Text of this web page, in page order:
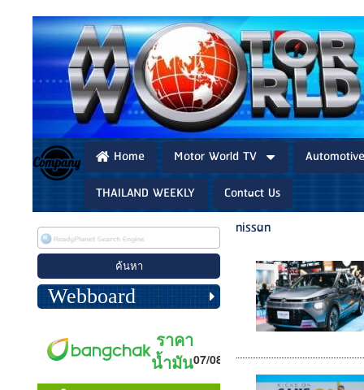
Home Motor World TV
THAILAND WEEKLY
Contact Us
Webboard
nissan